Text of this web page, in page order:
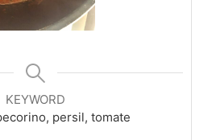
KEYWORD
persil, tomate